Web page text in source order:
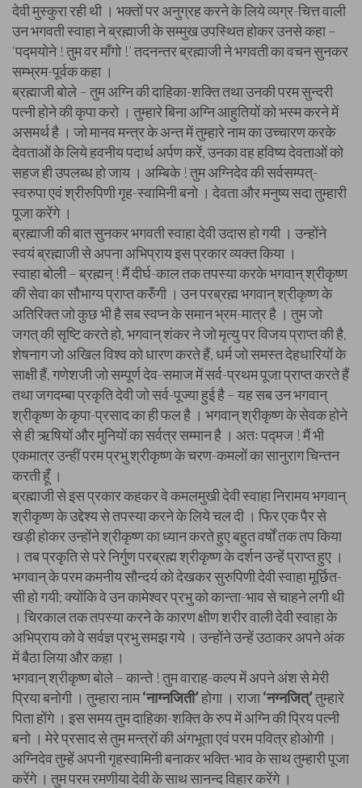
देवी मुस्कुरा रही थी । भक्तों पर अनुग्रह करने के लिये व्यग्र-चित्त वाली
उन भगवती स्वाहा ने ब्रह्माजी के सम्मुख उपस्थित होकर उनसे कहा –
‘पद्मयोने ! तुम वर माँगो !’ तदनन्तर ब्रह्माजी ने भगवती का वचन सुनकर
सम्भ्रम-पूर्वक कहा ।
ब्रह्माजी बोले – तुम अग्नि की दाहिका-शक्ति तथा उनकी परम सुन्दरी
पत्नी होने की कृपा करो । तुम्हारे बिना अग्नि आहुतियों को भस्म करने में
असमर्थ है । जो मानव मन्त्र के अन्त में तुम्हारे नाम का उच्चारण करके
देवताओं के लिये हवनीय पदार्थ अर्पण करें, उनका वह हविष्य देवताओं को
सहज ही उपलब्ध हो जाय । अम्बिके ! तुम अग्निदेव की सर्वसम्पत्-
स्वरुपा एवं श्रीरुपिणी गृह-स्वामिनी बनो । देवता और मनुष्य सदा तुम्हारी
पूजा करेंगे ।
ब्रह्माजी की बात सुनकर भगवती स्वाहा देवी उदास हो गयी । उन्होंने
स्वयं ब्रह्माजी से अपना अभिप्राय इस प्रकार व्यक्त किया ।
स्वाहा बोली – ब्रह्मन् ! मैं दीर्घ-काल तक तपस्या करके भगवान् श्रीकृष्ण
की सेवा का सौभाग्य प्राप्त करुँगी । उन परब्रह्म भगवान् श्रीकृष्ण के
अतिरिक्त जो कुछ भी है सब स्वप्न के समान भ्रम-मात्र है । तुम जो
जगत् की सृष्टि करते हो, भगवान् शंकर ने जो मृत्यु पर विजय प्राप्त की है,
शेषनाग जो अखिल विश्व को धारण करते हैं, धर्म जो समस्त देहधारियों के
साक्षी हैं, गणेशजी जो सम्पूर्ण देव-समाज में सर्व-प्रथम पूजा प्राप्त करते हैं
तथा जगदम्बा प्रकृति देवी जो सर्व-पूज्या हुई है – यह सब उन भगवान्
श्रीकृष्ण के कृपा-प्रसाद का ही फल है । भगवान् श्रीकृष्ण के सेवक होने
से ही ऋषियों और मुनियों का सर्वत्र सम्मान है । अतः पद्मज ! मैं भी
एकमात्र उन्हीं परम प्रभु श्रीकृष्ण के चरण-कमलों का सानुराग चिन्तन
करती हूँ ।
ब्रह्माजी से इस प्रकार कहकर वे कमलमुखी देवी स्वाहा निरामय भगवान्
श्रीकृष्ण के उद्देश्य से तपस्या करने के लिये चल दी । फिर एक पैर से
खड़ी होकर उन्होंने श्रीकृष्ण का ध्यान करते हुए बहुत वर्षों तक तप किया
। तब प्रकृति से परे निर्गुण परब्रह्म श्रीकृष्ण के दर्शन उन्हें प्राप्त हुए ।
भगवान् के परम कमनीय सौन्दर्य को देखकर सुरुपिणी देवी स्वाहा मूर्छित-
सी हो गयी; क्योंकि वे उन कामेश्वर प्रभु को कान्ता-भाव से चाहने लगी थी
। चिरकाल तक तपस्या करने के कारण क्षीण शरीर वाली देवी स्वाहा के
अभिप्राय को वे सर्वज्ञ प्रभु समझ गये । उन्होंने उन्हें उठाकर अपने अंक
में बैठा लिया और कहा ।
भगवान् श्रीकृष्ण बोले – कान्ते ! तुम वाराह-कल्प में अपने अंश से मेरी
प्रिया बनोगी । तुम्हारा नाम‘नाग्नजिती’होगा । राजा‘नग्नजित्’तुम्हारे
पिता होंगे । इस समय तुम दाहिका-शक्ति के रुप में अग्नि की प्रिय पत्नी
बनो । मेरे प्रसाद से तुम मन्त्रों की अंगभूता एवं परम पवित्र होओगी ।
अग्निदेव तुम्हें अपनी गृहस्वामिनी बनाकर भक्ति-भाव के साथ तुम्हारी पूजा
करेंगे । तुम परम रमणीया देवी के साथ सानन्द विहार करेंगे ।